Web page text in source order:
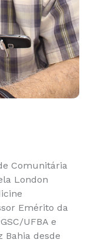
Comunitária
London
Emérito da
UFBA e
Bahia desde